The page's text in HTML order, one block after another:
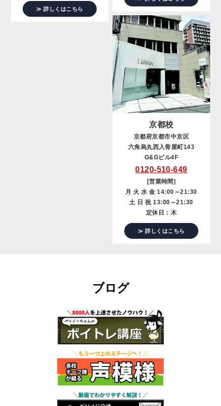
≫ 詳しくはこちら
京都校
京都府京都市中京区
六角烏丸西入骨屋町143
G&Gビル4F
0120-510-649
[営業時間]
月 火 水 金 14:00～21:30
土 日 祝 13:00～21:30
定休日：木
≫ 詳しくはこちら
ブログ